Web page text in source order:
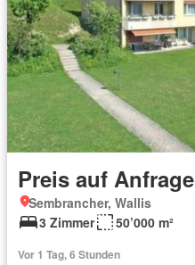
Preis auf Anfrage
Sembrancher, Wallis
3 Zimmer
50’000 m²
Vor 1 Tag, 6 Stunden